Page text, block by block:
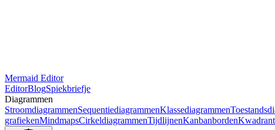
Mermaid Editor
EditorBlogSpiekbriefje
Diagrammen
StroomdiagrammenSequentiediagrammenKlassediagrammen
grafiekenMindmapsCirkeldiagrammenTijdlijnenKanbanborden